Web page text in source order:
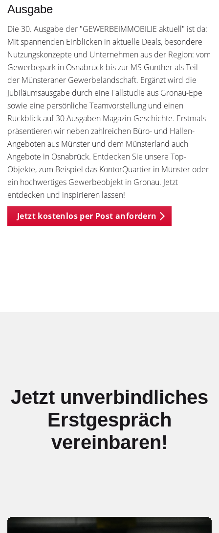
Ausgabe
Die 30. Ausgabe der "GEWERBEIMMOBILIE aktuell" ist da:
Mit spannenden Einblicken in aktuelle Deals, besondere
Nutzungskonzepte und Unternehmen aus der Region: vom
Gewerbepark in Osnabrück bis zur MS Günther als Teil
der Münsteraner Gewerbelandschaft. Ergänzt wird die
Jubiläumsausgabe durch eine Fallstudie aus Gronau-Epe
sowie eine persönliche Teamvorstellung und einen
Rückblick auf 30 Ausgaben Magazin-Geschichte. Erstmals
präsentieren wir neben zahlreichen Büro- und Hallen-
Angeboten aus Münster und dem Münsterland auch
Angebote in Osnabrück. Entdecken Sie unsere Top-
Objekte, zum Beispiel das KontorQuartier in Münster oder
ein hochwertiges Gewerbeobjekt in Gronau. Jetzt
entdecken und inspirieren lassen!
Jetzt kostenlos per Post anfordern
Jetzt unverbindliches
Erstgespräch
vereinbaren!